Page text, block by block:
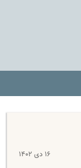
۱۶ دی ۱۴۰۲